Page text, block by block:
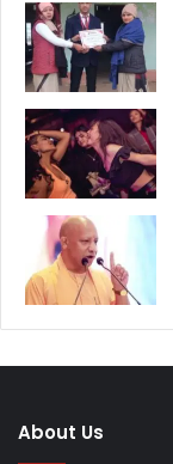
About Us